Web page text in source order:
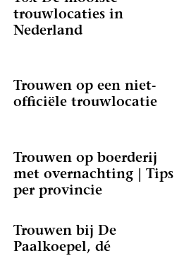
trouwlocaties in
Nederland
Trouwen op een niet-
officiële trouwlocatie
Trouwen op boerderij
met overnachting | Tips
per provincie
Trouwen bij De
Paalkoepel, dé